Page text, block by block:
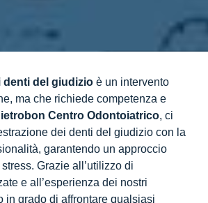
denti del giudizio è un intervento
ma che richiede competenza e
Centro Odontoiatrico, ci
dei denti del giudizio con la
garantendo un approccio
Grazie all’utilizzo di
e all’esperienza dei nostri
in grado di affrontare qualsiasi